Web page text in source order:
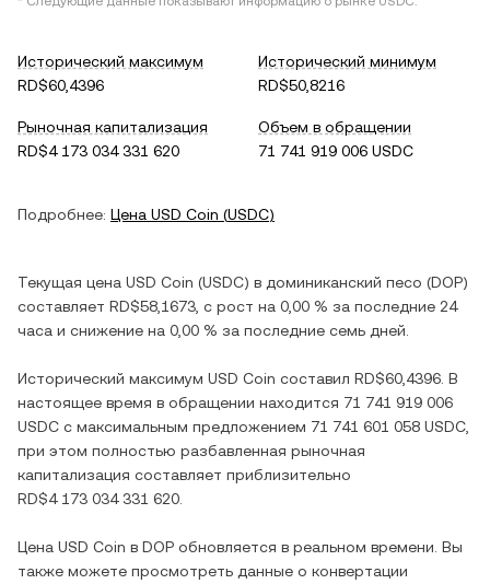
Исторический максимум
RD$60,4396
Исторический минимум
RD$50,8216
Рыночная капитализация
RD$4 173 034 331 620
Объем в обращении
71 741 919 006 USDC
Подробнее: Цена USD Coin (USDC)
Текущая цена USD Coin (USDC) в доминиканский песо (DOP)
составляет RD$58,1673 , c рост на 0,00 % за последние 24
часа и снижение на 0,00 % за последние семь дней.
Исторический максимум USD Coin составил RD$60,4396 . В
настоящее время в обращении находится 71 741 919 006
USDC с максимальным предложением 71 741 601 058 USDC
при этом полностью разбавленная рыночная
капитализация составляет приблизительно
RD$4 173 034 331 620
Цена USD Coin в DOP обновляется в реальном времени. Вы
также можете просмотреть данные о конвертации